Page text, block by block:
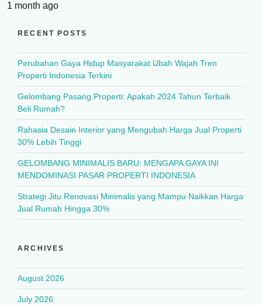
1 month ago
RECENT POSTS
Perubahan Gaya Hidup Masyarakat Ubah Wajah Tren
Properti Indonesia Terkini
Gelombang Pasang Properti: Apakah 2024 Tahun Terbaik
Beli Rumah?
Rahasia Desain Interior yang Mengubah Harga Jual Properti
30% Lebih Tinggi
GELOMBANG MINIMALIS BARU: MENGAPA GAYA INI
MENDOMINASI PASAR PROPERTI INDONESIA
Strategi Jitu Renovasi Minimalis yang Mampu Naikkan Harga
Jual Rumah Hingga 30%
ARCHIVES
August 2026
July 2026